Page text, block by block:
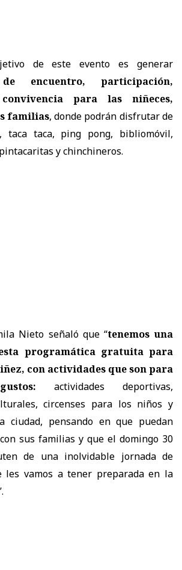
de este evento es generar
encuentro, participación,
para las niñeces,
familias, donde podrán disfrutar de
taca taca, ping pong, bibliomóvil,
y chinchineros.
Nieto señaló que “tenemos una
programática gratuita para
con actividades que son para
actividades deportivas,
circenses para los niños y
ciudad, pensando en que puedan
sus familias y que el domingo 30
de una inolvidable jornada de
les vamos a tener preparada en la